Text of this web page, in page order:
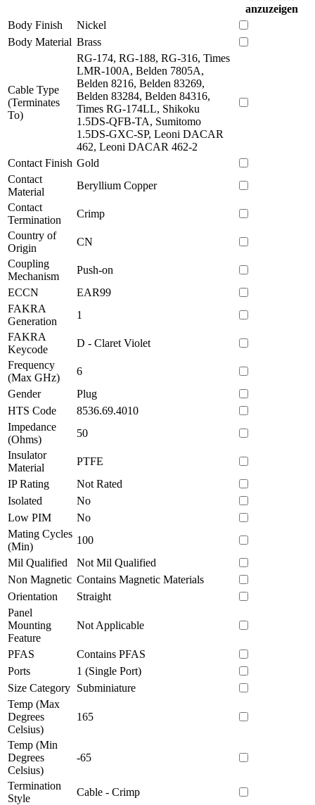
anzuzeigen
Body Finish
Nickel
Body Material Brass
Cable Type
(Terminates
To)
RG-174, RG-188, RG-316, Times
LMR-100A, Belden 7805A,
Belden 8216, Belden 83269,
Belden 83284, Belden 84316,
Times RG-174LL, Shikoku
1.5DS-QFB-TA, Sumitomo
1.5DS-GXC-SP, Leoni DACAR
462, Leoni DACAR 462-2
Contact Finish Gold
Contact
Material
Beryllium Copper
Contact
Termination
Crimp
Country of
Origin
CN
Coupling
Mechanism
Push-on
ECCN
EAR99
FAKRA
Generation
1
FAKRA
Keycode
D - Claret Violet
Frequency
(Max GHz)
6
Gender
Plug
HTS Code
8536.69.4010
Impedance
(Ohms)
50
Insulator
Material
PTFE
IP Rating
Not Rated
Isolated
No
Low PIM
No
Mating Cycles
(Min)
100
Mil Qualified
Not Mil Qualified
Non Magnetic Contains Magnetic Materials
Orientation
Straight
Panel
Mounting
Feature
Not Applicable
PFAS
Contains PFAS
Ports
1 (Single Port)
Size Category Subminiature
Temp (Max
Degrees
Celsius)
165
Temp (Min
Degrees
Celsius)
-65
Termination
Style
Cable - Crimp